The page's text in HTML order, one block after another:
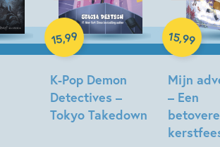
K-Pop Demon
Detectives –
Tokyo Takedown
15,99
Hardcover
Mijn
– Een
15,99
Paperback